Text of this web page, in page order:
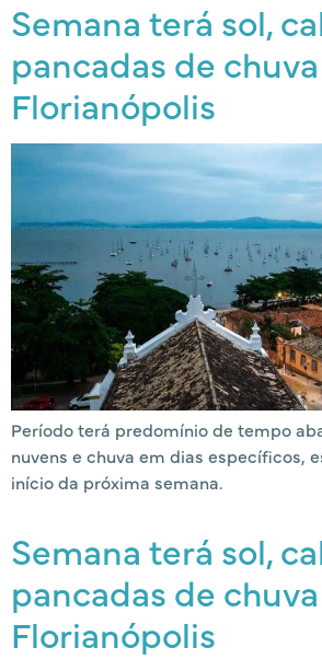
Semana terá sol,
pancadas de
Florianópolis
Período terá predomínio de tempo
nuvens e chuva em dias específicos,
início da próxima semana.
Semana terá sol,
pancadas de
Florianópolis